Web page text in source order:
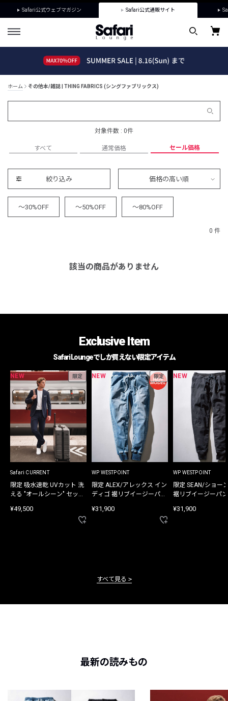
Safari公式ウェブマガジン Safari公式通販サイト
ホーム その他本/雑誌 | THING FABRICS (シングファブリックス)
対象件数 : 0件
すべて 通常価格 セール価格
絞り込み 価格の高い順
～30%OFF ～50%OFF ～80%OFF
0 件
該当の商品がありません
Exclusive Item
Safari Loungeでしか買えない限定アイテム
NEW 限定
Safari CURRENT
限定 吸水速乾 UVカット 洗
える "オールシーン" セット
¥49,500
NEW 限定
WP WESTPOINT
限定 ALEX/アレックス イン
ディゴ 裾リブイージーパン
¥31,900
NEW
WP WESTPOINT
限定 SEAN/ショー
裾リブイージーパ
¥31,900
すべて見る
最新の読みもの